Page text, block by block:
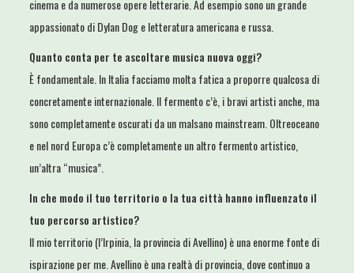
cinema e da numerose opere letterarie. Ad esempio sono un grande
appassionato di Dylan Dog e letteratura americana e russa.
Quanto conta per te ascoltare musica nuova oggi?
È fondamentale. In Italia facciamo molta fatica a proporre qualcosa di
concretamente internazionale. Il fermento c’è, i bravi artisti anche, ma
sono completamente oscurati da un malsano mainstream. Oltreoceano
e nel nord Europa c’è completamente un altro fermento artistico,
un’altra “musica”.
In che modo il tuo territorio o la tua città hanno influenzato il
tuo percorso artistico?
Il mio territorio (l’Irpinia, la provincia di Avellino) è una enorme fonte di
ispirazione per me. Avellino è una realtà di provincia, dove continuo a